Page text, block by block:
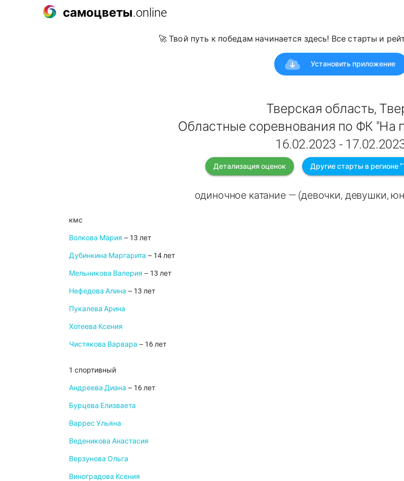
самоцветы.online
🚀 Твой путь к победам начинается здесь! Все старты и
Установить приложение
Тверская область,
Областные соревнования по ФК "На
16.02.2023 -
Детализация оценок Другие старты в регионе
одиночное катание — (девочки, девушки,
кмс
Волкова Мария – 13 лет
Дубинкина Маргарита – 14 лет
Мельникова Валерия – 13 лет
Нефедова Алина – 13 лет
Пукалева Арина
Хотеева Ксения
Чистякова Варвара – 16 лет
1 спортивный
Андреева Диана – 16 лет
Бурцева Елизваета
Варрес Ульяна
Веденикова Анастасия
Верзунова Ольга
Виноградова Ксения